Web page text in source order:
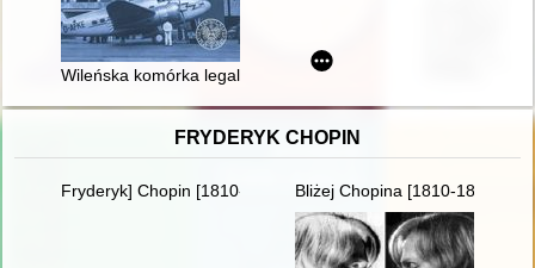
Wileńska komórka legalizacji
FRYDERYK CHOPIN
Fryderyk] Chopin [1810-1849] i George Sand [1804-1876]
Bliżej Chopina [1810-1849]